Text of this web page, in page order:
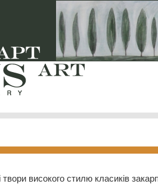
високого стилю класиків